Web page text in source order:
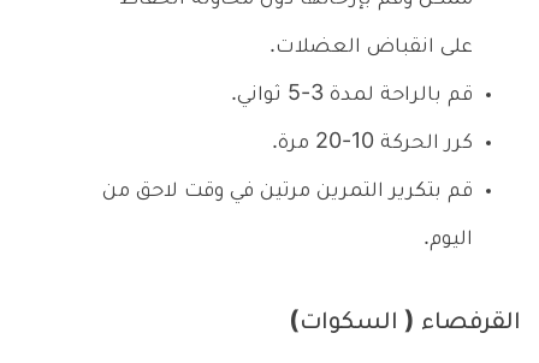
على انقباض العضلات.
قم بالراحة لمدة 3-5 ثواني.
كرر الحركة 10-20 مرة.
قم بتكرير التمرين مرتين في وقت لاحق من
اليوم.
القرفصاء ( السكوات)